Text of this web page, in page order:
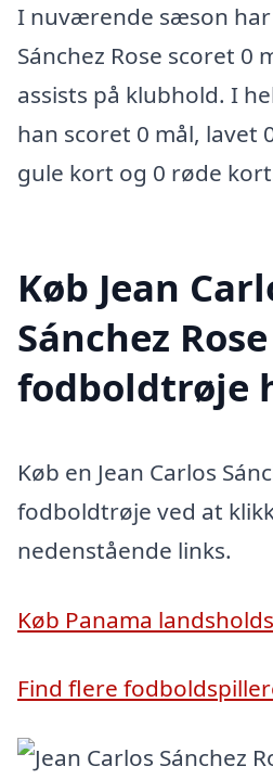
I nuværende sæson har
Sánchez Rose scoret 0
assists på klubhold. I
han scoret 0 mål, lavet
gule kort og 0 røde
Køb Jean
Sánchez Rose
fodboldtrøje
Køb en Jean Carlos
fodboldtrøje ved at
nedenstående links.
Køb Panama
Find flere